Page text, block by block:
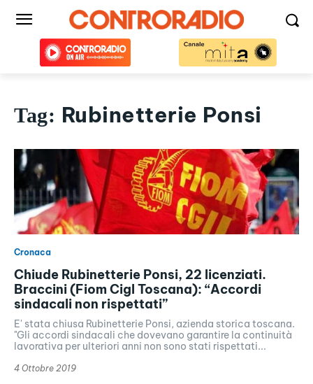
Tag: Rubinetterie Ponsi
Cronaca
Chiude Rubinetterie Ponsi, 22 licenziati.
Braccini (Fiom Cigl Toscana): “Accordi
sindacali non rispettati”
E' stata chiusa Rubinetterie Ponsi, azienda storica toscana.
"Gli accordi sindacali che dovevano garantire la continuità
lavorativa per ulteriori anni non sono stati rispettati...
4 Ottobre 2019